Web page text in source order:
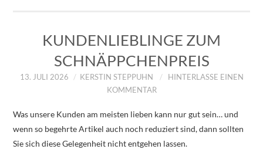
ÜBER UNS
ZUM SHOP
DATENSCHUTZERKLÄRUNG
KUNDENLIEBLINGE ZUM
SCHNÄPPCHENPREIS
13. JULI 2026 KERSTIN STEPPUHN
HINTERLASSE EINEN
KOMMENTAR
Was unsere Kunden am meisten lieben kann nur gut sein… und
wenn so begehrte Artikel auch noch reduziert sind, dann sollten
Sie sich diese Gelegenheit nicht entgehen lassen.